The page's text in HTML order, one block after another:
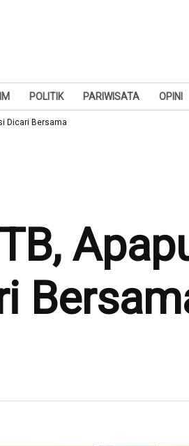
POLITIK PARIWISATA OPINI
Dicari Bersama